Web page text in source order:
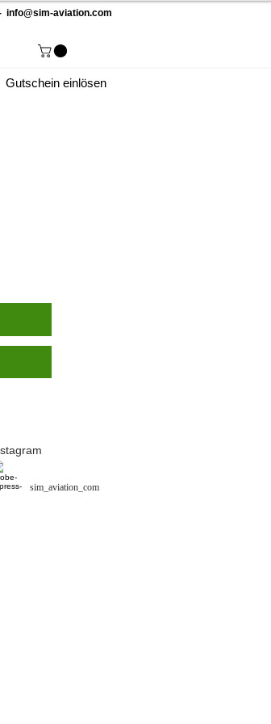
info@sim-aviation.com
Gutschein einlösen
sim_aviation_com